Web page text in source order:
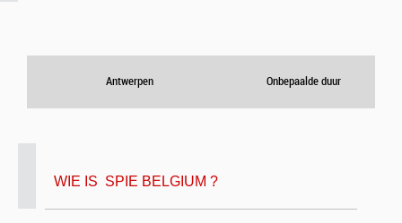
Antwerpen Onbepaalde duur
WIE IS SPIE BELGIUM ?